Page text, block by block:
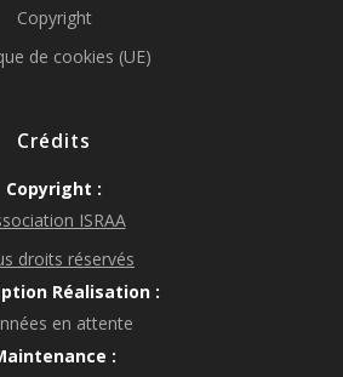
Copyright
de cookies (UE)
Crédits
Copyright :
ISRAA
droits réservés
Réalisation :
en attente
: